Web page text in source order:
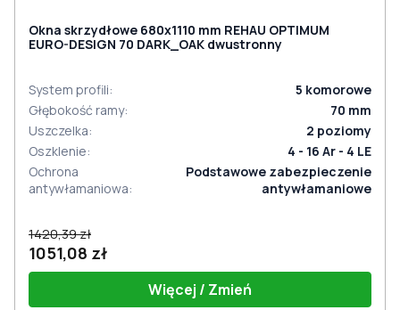
Okna skrzydłowe 680x1110 mm REHAU OPTIMUM
EURO-DESIGN 70 DARK_OAK dwustronny
System profili: 5 komorowe
Głębokość ramy: 70 mm
Uszczelka: 2 poziomy
Oszklenie:
4 - 16 Ar - 4 LE
Ochrona
antywłamaniowa:
Podstawowe zabezpieczenie
antywłamaniowe
1420,39 zł
1051,08 zł
Więcej / Zmień